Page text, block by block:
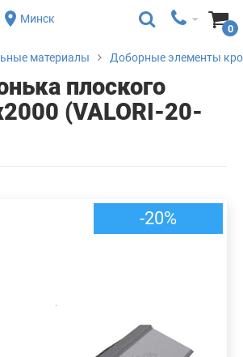
Минск
0
материалы Доборные элементы
плоского
(VALORI-20-
-20%